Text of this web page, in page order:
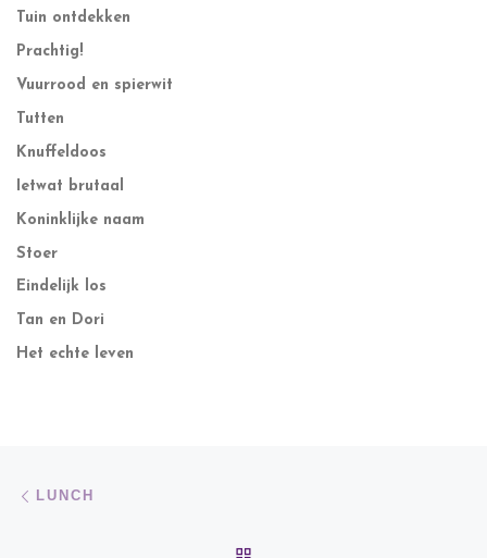
Tuin ontdekken
Prachtig!
Vuurrood en spierwit
Tutten
Knuffeldoos
Ietwat brutaal
Koninklijke naam
Stoer
Eindelijk los
Tan en Dori
Het echte leven
Bericht navigatie
LUNCH